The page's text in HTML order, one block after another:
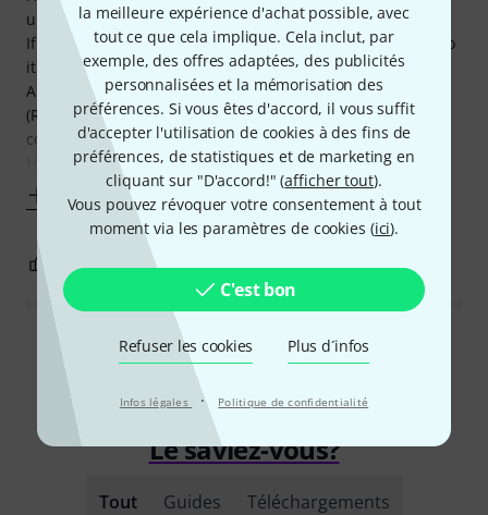
la meilleure expérience d'achat possible, avec
tout ce que cela implique. Cela inclut, par
exemple, des offres adaptées, des publicités
personnalisées et la mémorisation des
préférences. Si vous êtes d'accord, il vous suffit
d'accepter l'utilisation de cookies à des fins de
préférences, de statistiques et de marketing en
cliquant sur "D'accord!" (afficher tout).
Vous pouvez révoquer votre consentement à tout
moment via les paramètres de cookies (ici).
C'est bon
Refuser les cookies Plus d´infos
Infos légales · Politique de confidentialité
unbelievable.
If you need the Hammond organ vibe don't hesitate, just do
it!
Also from Air are the amazing Mini Grand and Velvet
(Rhodes piano). Must haves for any studio, songwriter or
composer and amazing value!
Hard to beat and the price point is
Afficher plus
0
Lire toutes les évaluations
Le saviez-vous?
Tout Guides Téléchargements